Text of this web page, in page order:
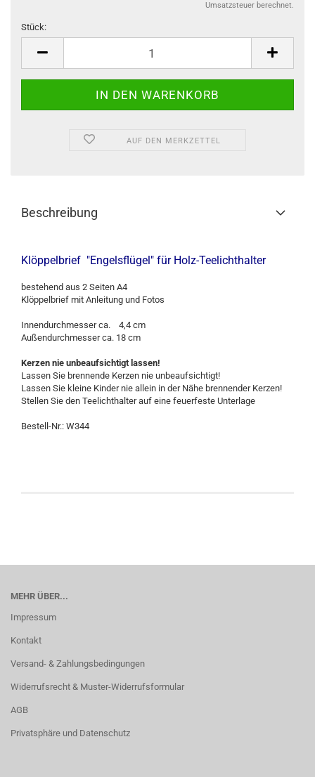
Umsatzsteuer berechnet.
Stück:
AUF DEN MERKZETTEL
Beschreibung
Klöppelbrief "Engelsflügel" für Holz-Teelichthalter
bestehend aus 2 Seiten A4
Klöppelbrief mit Anleitung und Fotos
Innendurchmesser ca. 4,4 cm
Außendurchmesser ca. 18 cm
Kerzen nie unbeaufsichtigt lassen!
Lassen Sie brennende Kerzen nie unbeaufsichtigt!
Lassen Sie kleine Kinder nie allein in der Nähe brennender Kerzen!
Stellen Sie den Teelichthalter auf eine feuerfeste Unterlage
Bestell-Nr.: W344
MEHR ÜBER...
Impressum
Kontakt
Versand- & Zahlungsbedingungen
Widerrufsrecht & Muster-Widerrufsformular
AGB
Privatsphäre und Datenschutz